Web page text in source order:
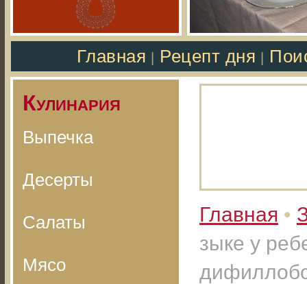
Главная Рецепт дня
Кулинария
Выпечка
Десерты
Салаты
Мясо
Главная •
зыке у